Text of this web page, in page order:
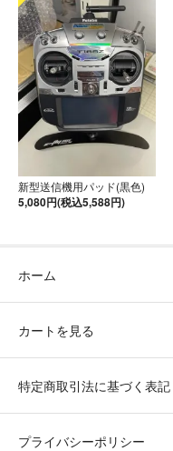
新型送信機用パッド(黒色)
5,080円(税込5,588円)
ホーム
カートを見る
特定商取引法に基づく表記
プライバシーポリシー